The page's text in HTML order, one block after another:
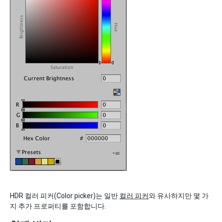
HDR 컬러 피커(Color picker)는 일반 컬러 피커와 유사하지만 몇 가
지 추가 프로퍼티를 포함합니다.